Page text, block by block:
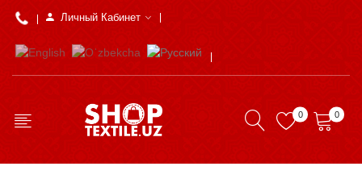
Личный Кабинет
0 0